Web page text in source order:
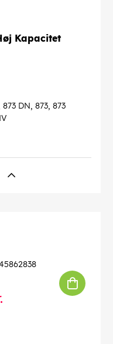
Kapacitet
DN, 873, 873